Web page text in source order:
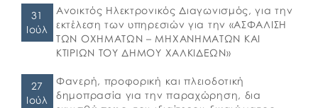
31
Ιούλ
Ανοικτός Ηλεκτρονικός Διαγωνισμός, για την
εκτέλεση των υπηρεσιών για την «ΑΣΦΑΛΙΣΗ
ΤΩΝ ΟΧΗΜΑΤΩΝ – ΜΗΧΑΝΗΜΑΤΩΝ ΚΑΙ
ΚΤΙΡΙΩΝ ΤΟΥ ΔΗΜΟΥ ΧΑΛΚΙΔΕΩΝ»
27
Ιούλ
Φανερή, προφορική και πλειοδοτική
δημοπρασία για την παραχώρηση, δια